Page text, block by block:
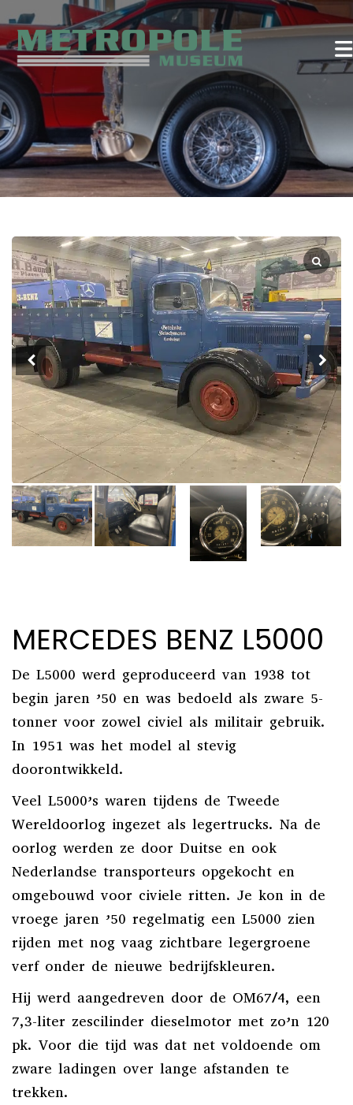
MERCEDES BENZ L5000
De L5000 werd geproduceerd van 1938 tot
begin jaren ’50 en was bedoeld als zware 5-
tonner voor zowel civiel als militair gebruik.
In 1951 was het model al stevig
doorontwikkeld.
Veel L5000’s waren tijdens de Tweede
Wereldoorlog ingezet als legertrucks. Na de
oorlog werden ze door Duitse en ook
Nederlandse transporteurs opgekocht en
omgebouwd voor civiele ritten. Je kon in de
vroege jaren ’50 regelmatig een L5000 zien
rijden met nog vaag zichtbare legergroene
verf onder de nieuwe bedrijfskleuren.
Hij werd aangedreven door de OM67/4, een
7,3-liter zescilinder dieselmotor met zo’n 120
pk. Voor die tijd was dat net voldoende om
zware ladingen over lange afstanden te
trekken.